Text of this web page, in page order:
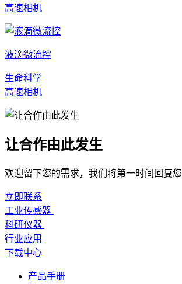
高速相机
液滴微流控
生命科学
高速相机
让合作由此发生
欢迎留下您的需求，我们将第一时间回复您
立即联系
工业传感器
科研仪器
行业应用
下载中心
产品手册